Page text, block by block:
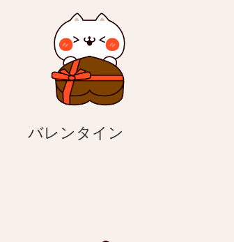
バレンタイン